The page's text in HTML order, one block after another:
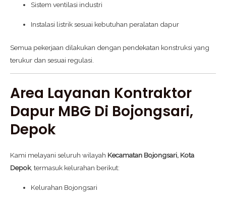
Sistem ventilasi industri
Instalasi listrik sesuai kebutuhan peralatan dapur
Semua pekerjaan dilakukan dengan pendekatan konstruksi yang
terukur dan sesuai regulasi.
Area Layanan Kontraktor
Dapur MBG Di Bojongsari,
Depok
Kami melayani seluruh wilayah Kecamatan Bojongsari, Kota
Depok, termasuk kelurahan berikut:
Kelurahan Bojongsari